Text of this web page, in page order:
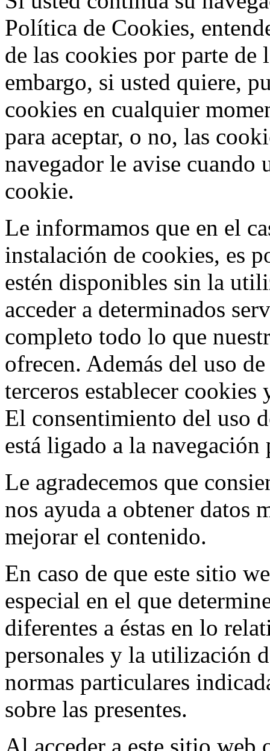
Política de Cookies,
de las cookies por parte
embargo, si usted quiere,
cookies en cualquier
para aceptar, o no, las
navegador le avise cuando
cookie.
Le informamos que en el
instalación de cookies, es
estén disponibles sin la
acceder a determinados
completo todo lo que
ofrecen. Además del uso
terceros establecer cookies
El consentimiento del uso
está ligado a la navegación
Le agradecemos que
nos ayuda a obtener datos
mejorar el contenido.
En caso de que este sitio
especial en el que
diferentes a éstas en lo
personales y la utilización
normas particulares
sobre las presentes.